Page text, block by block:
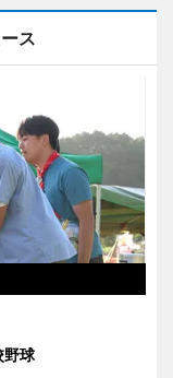
ス
球